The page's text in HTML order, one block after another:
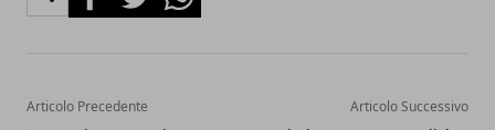
Articolo Precedente Articolo Successivo